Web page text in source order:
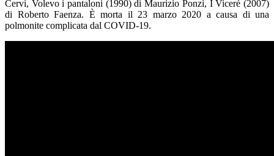
Cervi, Volevo i pantaloni (1990) di Maurizio Ponzi, I Viceré (2007)
di Roberto Faenza. È morta il 23 marzo 2020 a causa di una
polmonite complicata dal COVID-19.